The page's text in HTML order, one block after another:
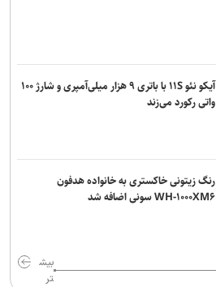
آیکو نئو ۱۱S با باتری ۹ هزار میلی‌آمپری و شارژ ۱۰۰
واتی رکورد می‌زند
رنگ زیتونی خاکستری به خانواده هدفون
WH-۱۰۰۰XM۶ سونی اضافه شد
بیش
تر